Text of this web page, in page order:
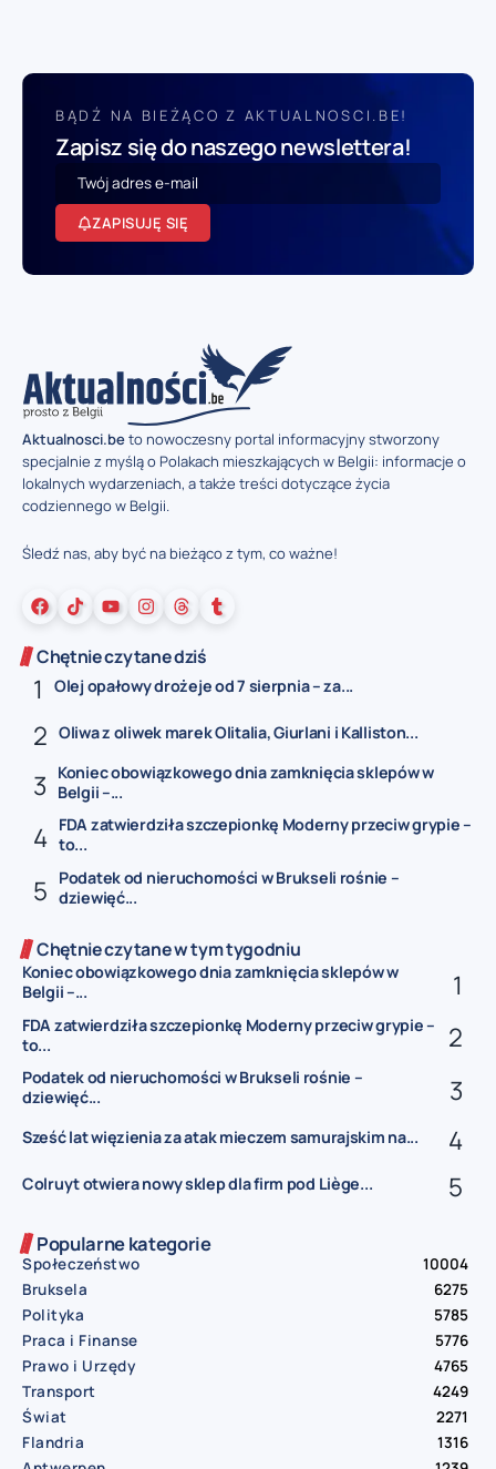
BĄDŹ NA BIEŻĄCO Z AKTUALNOSCI.BE!
Zapisz się do naszego newslettera!
ZAPISUJĘ SIĘ
Aktualnosci.beto nowoczesny portal informacyjny stworzony
specjalnie z myślą o Polakach mieszkających w Belgii: informacje o
lokalnych wydarzeniach, a także treści dotyczące życia
codziennego w Belgii.
Śledź nas, aby być na bieżąco z tym, co ważne!
Chętnie czytane dziś
Olej opałowy drożeje od 7 sierpnia – za...
Oliwa z oliwek marek Olitalia, Giurlani i Kalliston...
Koniec obowiązkowego dnia zamknięcia sklepów w
Belgii –...
FDA zatwierdziła szczepionkę Moderny przeciw grypie –
to...
Podatek od nieruchomości w Brukseli rośnie –
dziewięć...
Chętnie czytane w tym tygodniu
Koniec obowiązkowego dnia zamknięcia sklepów w
Belgii –...
FDA zatwierdziła szczepionkę Moderny przeciw grypie –
to...
Podatek od nieruchomości w Brukseli rośnie –
dziewięć...
Sześć lat więzienia za atak mieczem samurajskim na...
Colruyt otwiera nowy sklep dla firm pod Liège...
Popularne kategorie
Społeczeństwo
10004
Bruksela
6275
Polityka
5785
Praca i Finanse
5776
Prawo i Urzędy
4765
Transport
4249
Świat
2271
Flandria
1316